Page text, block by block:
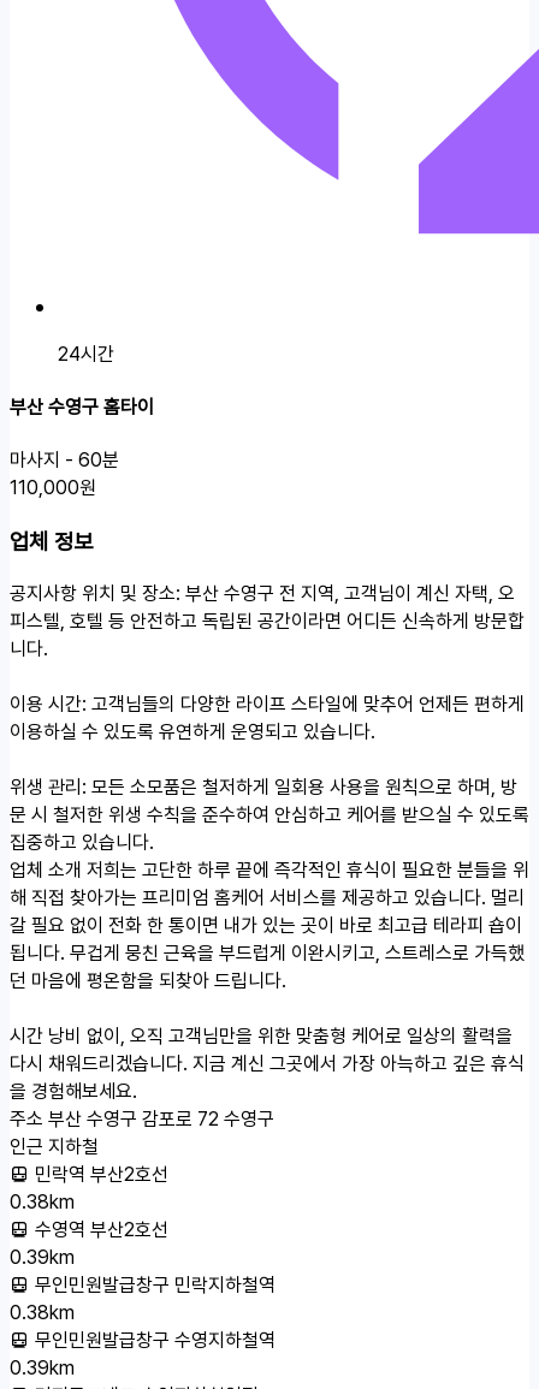
24시간
부산 수영구 홈타이
마사지 - 60분
110,000원
업체 정보
공지사항위치 및 장소: 부산 수영구 전 지역, 고객님이 계신 자택, 오
피스텔, 호텔 등 안전하고 독립된 공간이라면 어디든 신속하게 방문합
니다.
이용 시간: 고객님들의 다양한 라이프 스타일에 맞추어 언제든 편하게
이용하실 수 있도록 유연하게 운영되고 있습니다.
위생 관리: 모든 소모품은 철저하게 일회용 사용을 원칙으로 하며, 방
문 시 철저한 위생 수칙을 준수하여 안심하고 케어를 받으실 수 있도록
집중하고 있습니다.
업체 소개 저희는 고단한 하루 끝에 즉각적인 휴식이 필요한 분들을 위
해 직접 찾아가는 프리미엄 홈케어 서비스를 제공하고 있습니다. 멀리
갈 필요 없이 전화 한 통이면 내가 있는 곳이 바로 최고급 테라피 숍이
됩니다. 무겁게 뭉친 근육을 부드럽게 이완시키고, 스트레스로 가득했
던 마음에 평온함을 되찾아 드립니다.
시간 낭비 없이, 오직 고객님만을 위한 맞춤형 케어로 일상의 활력을
다시 채워드리겠습니다. 지금 계신 그곳에서 가장 아늑하고 깊은 휴식
을 경험해보세요.
주소 부산 수영구 감포로 72 수영구
인근 지하철
민락역 부산2호선
0.38km
수영역 부산2호선
0.39km
무인민원발급창구 민락지하철역
0.38km
무인민원발급창구 수영지하철역
0.39km